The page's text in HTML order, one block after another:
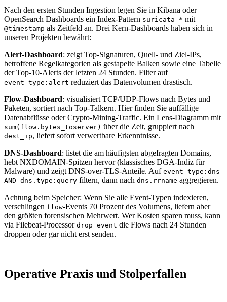
Nach den ersten Stunden Ingestion legen Sie in Kibana oder
OpenSearch Dashboards ein Index-Pattern suricata-* mit
@timestamp als Zeitfeld an. Drei Kern-Dashboards haben sich in
unseren Projekten bewährt:
Alert-Dashboard: zeigt Top-Signaturen, Quell- und Ziel-IPs,
betroffene Regelkategorien als gestapelte Balken sowie eine Tabelle
der Top-10-Alerts der letzten 24 Stunden. Filter auf
event_type:alert reduziert das Datenvolumen drastisch.
Flow-Dashboard: visualisiert TCP/UDP-Flows nach Bytes und
Paketen, sortiert nach Top-Talkern. Hier finden Sie auffällige
Datenabflüsse oder Crypto-Mining-Traffic. Ein Lens-Diagramm mit
sum(flow.bytes_toserver) über die Zeit, gruppiert nach
dest_ip, liefert sofort verwertbare Erkenntnisse.
DNS-Dashboard: listet die am häufigsten abgefragten Domains,
hebt NXDOMAIN-Spitzen hervor (klassisches DGA-Indiz für
Malware) und zeigt DNS-over-TLS-Anteile. Auf event_type:dns
AND dns.type:query filtern, dann nach dns.rrname aggregieren.
Achtung beim Speicher: Wenn Sie alle Event-Typen indexieren,
verschlingen flow-Events 70 Prozent des Volumens, liefern aber
den größten forensischen Mehrwert. Wer Kosten sparen muss, kann
via Filebeat-Processor drop_event die Flows nach 24 Stunden
droppen oder gar nicht erst senden.
Operative Praxis und Stolperfallen